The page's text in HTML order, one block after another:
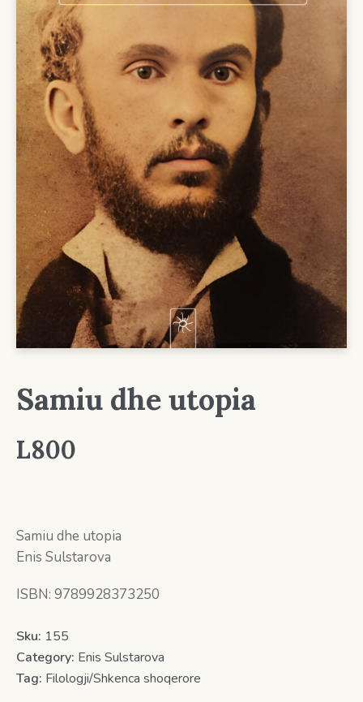
Samiu dhe utopia
L800
Samiu dhe utopia
Enis Sulstarova
ISBN: 9789928373250
Sku: 155
Category: Enis Sulstarova
Tag: Filologji/Shkenca shoqerore